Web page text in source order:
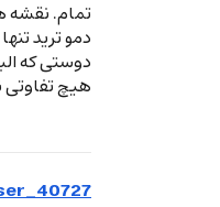
تمام. نقشه
دوستی که
هیچ تفاوتی